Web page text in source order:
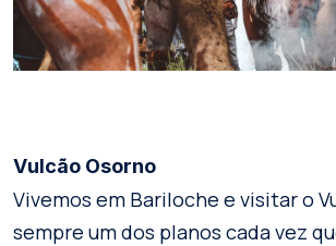
Vulcão Osorno
Vivemos em Bariloche e visitar o
sempre um dos planos cada vez